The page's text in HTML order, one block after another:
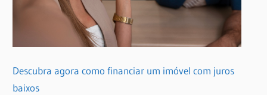
Descubra agora como financiar um imóvel com juros
baixos